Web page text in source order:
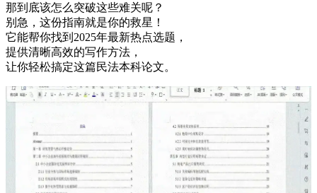
那到底该怎么突破这些难关呢？
别急，这份指南就是你的救星！
它能帮你找到2025年最新热点选题，
提供清晰高效的写作方法，
让你轻松搞定这篇民法本科论文。